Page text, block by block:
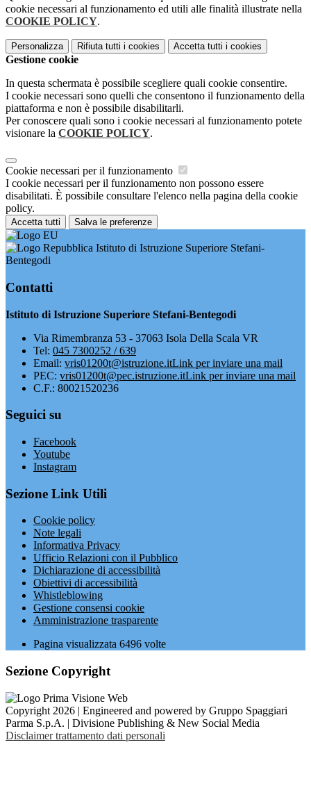
cookie necessari al funzionamento ed utili alle finalità illustrate nella
COOKIE POLICY.
Personalizza Rifiuta tutti i cookies Accetta tutti i cookies
Gestione cookie
In questa schermata è possibile scegliere quali cookie consentire.
I cookie necessari sono quelli che consentono il funzionamento della
piattaforma e non è possibile disabilitarli.
Per conoscere quali sono i cookie necessari al funzionamento potete
visionare la COOKIE POLICY.
Cookie necessari per il funzionamento
I cookie necessari per il funzionamento non possono essere
disabilitati. È possibile consultare l'elenco nella pagina della cookie
policy.
Accetta tutti Salva le preferenze
Istituto di Istruzione Superiore Stefani-
Bentegodi
Contatti
Istituto di Istruzione Superiore Stefani-Bentegodi
Via Rimembranza 53 - 37063 Isola Della Scala VR
Tel: 045 7300252 / 639
Email: vris01200t@istruzione.itLink per inviare una mail
PEC: vris01200t@pec.istruzione.itLink per inviare una mail
C.F.: 80021520236
Seguici su
Facebook
Youtube
Instagram
Sezione Link Utili
Cookie policy
Note legali
Informativa Privacy
Ufficio Relazioni con il Pubblico
Dichiarazione di accessibilità
Obiettivi di accessibilità
Whistleblowing
Gestione consensi cookie
Amministrazione trasparente
Pagina visualizzata 6496 volte
Sezione Copyright
Copyright 2026 | Engineered and powered by Gruppo Spaggiari
Parma S.p.A. | Divisione Publishing & New Social Media
Disclaimer trattamento dati personali